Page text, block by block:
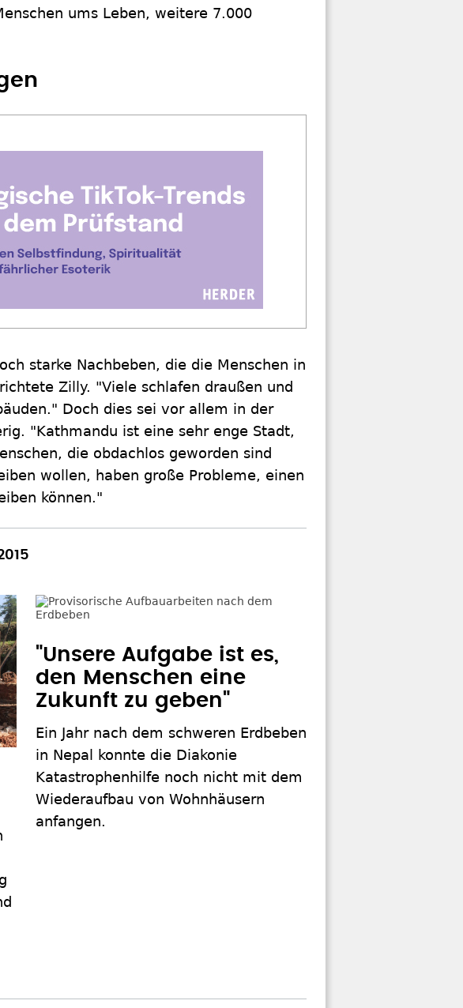
ums Leben, weitere 7.000
starke Nachbeben, die die Menschen in
Zilly. "Viele schlafen draußen und
Doch dies sei vor allem in der
"Kathmandu ist eine sehr enge Stadt,
die obdachlos geworden sind
wollen, haben große Probleme, einen
können."
"Unsere Aufgabe ist es,
den Menschen eine
Zukunft zu geben"
Ein Jahr nach dem schweren Erdbeben
in Nepal konnte die Diakonie
Katastrophenhilfe noch nicht mit dem
Wiederaufbau von Wohnhäusern
anfangen.